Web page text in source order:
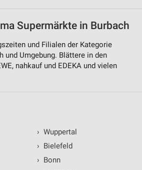
Supermärkte in Burbach
und Filialen der Kategorie
und Umgebung. Blättere in den
nahkauf und EDEKA und vielen
› Wuppertal
› Bielefeld
› Bonn